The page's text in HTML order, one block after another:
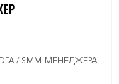
/ SMM-МЕНЕДЖЕРА